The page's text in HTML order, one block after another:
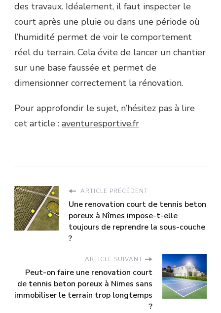
des travaux. Idéalement, il faut inspecter le
court après une pluie ou dans une période où
l’humidité permet de voir le comportement
réel du terrain. Cela évite de lancer un chantier
sur une base faussée et permet de
dimensionner correctement la rénovation.
Pour approfondir le sujet, n’hésitez pas à lire
cet article : aventuresportive.fr
ARTICLE PRÉCÉDENT
Une renovation court de tennis beton
poreux à Nîmes impose-t-elle
toujours de reprendre la sous-couche
?
ARTICLE SUIVANT
Peut-on faire une renovation court
de tennis beton poreux à Nimes sans
immobiliser le terrain trop longtemps
?